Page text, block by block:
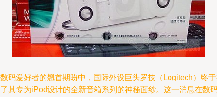
码爱好者的翘首期盼中，国际外设巨头罗技（Logitech）终
其专为iPod设计的全新音箱系列的神秘面纱。这一消息在数